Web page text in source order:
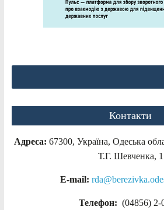
Контакти
Адреса: 67300, Україна, Одеська
Т.Г. Шевченка, 1
E-mail:
Телефон: (04856) 2-